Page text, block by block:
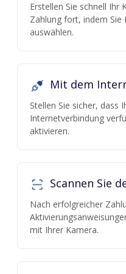
Erstellen Sie schnell Ihr
Zahlung fort, indem Sie
auswählen.
Mit dem
Stellen Sie sicher, dass
Internetverbindung
aktivieren.
Scannen Sie
Nach erfolgreicher
mit Ihrer Kamera.